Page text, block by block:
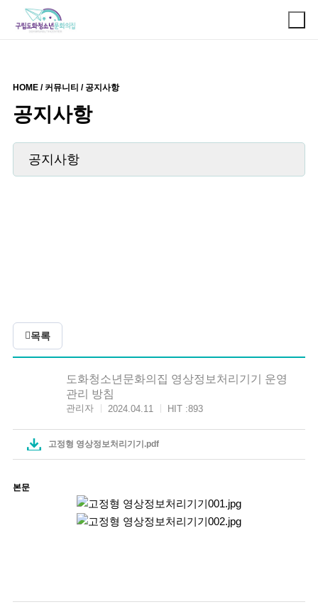
HOME / 커뮤니티 / 공지사항
공지사항
공지사항
목록
도화청소년문화의집 영상정보처리기기 운영
관리 방침
관리자 2024.04.11 HIT :893
고정형 영상정보처리기기.pdf
본문